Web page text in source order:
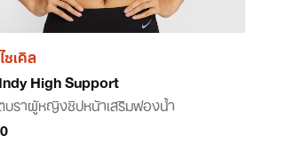
เคิล
High Support
ราผู้หญิงซิปหน้าเสริมฟองน้ำ